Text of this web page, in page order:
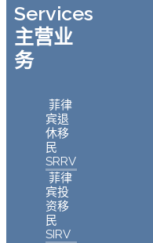
Services
主营业
务
菲律
宾退
休移
民
SRRV
菲律
宾投
资移
民
SIRV